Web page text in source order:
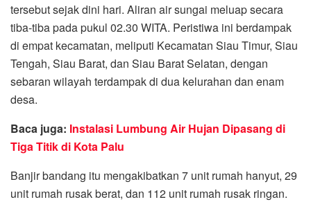
tersebut sejak dini hari. Aliran air sungai meluap secara
tiba-tiba pada pukul 02.30 WITA. Peristiwa ini berdampak
di empat kecamatan, meliputi Kecamatan Siau Timur, Siau
Tengah, Siau Barat, dan Siau Barat Selatan, dengan
sebaran wilayah terdampak di dua kelurahan dan enam
desa.
Baca juga: Instalasi Lumbung Air Hujan Dipasang di
Tiga Titik di Kota Palu
Banjir bandang itu mengakibatkan 7 unit rumah hanyut, 29
unit rumah rusak berat, dan 112 unit rumah rusak ringan.